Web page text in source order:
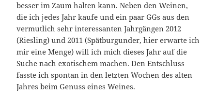
besser im Zaum halten kann. Neben den Weinen,
die ich jedes Jahr kaufe und ein paar GGs aus den
vermutlich sehr interessanten Jahrgängen 2012
(Riesling) und 2011 (Spätburgunder, hier erwarte ich
mir eine Menge) will ich mich dieses Jahr auf die
Suche nach exotischem machen. Den Entschluss
fasste ich spontan in den letzten Wochen des alten
Jahres beim Genuss eines Weines.